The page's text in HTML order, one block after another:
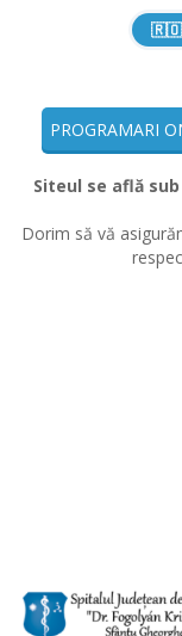
🇷🇴
PROGRAMARI
Siteul se află
Dorim să vă